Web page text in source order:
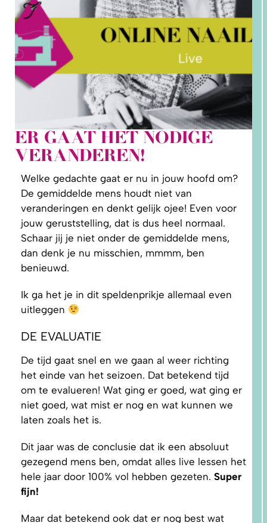
ER GAAT HET NODIGE
VERANDEREN!
Welke gedachte gaat er nu in jouw hoofd om?
De gemiddelde mens houdt niet van
veranderingen en denkt gelijk ojee! Even voor
jouw geruststelling, dat is dus heel normaal.
Schaar jij je niet onder de gemiddelde mens,
dan denk je nu misschien, mmmm, ben
benieuwd.
Ik ga het je in dit speldenprikje allemaal even
uitleggen
DE EVALUATIE
De tijd gaat snel en we gaan al weer richting
het einde van het seizoen. Dat betekend tijd
om te evalueren! Wat ging er goed, wat ging er
niet goed, wat mist er nog en wat kunnen we
laten zoals het is.
Dit jaar was de conclusie dat ik een absoluut
gezegend mens ben, omdat alles live lessen het
hele jaar door 100% vol hebben gezeten. Super
fijn!
Maar dat betekend ook dat er nog best wat
PAST
NIKS
JOU!